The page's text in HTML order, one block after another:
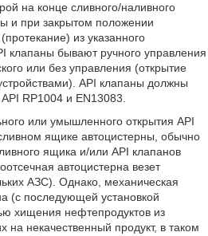
на конце сливного/наливного
и при закрытом положении
из указанного
клапаны бывают ручного управления
или без управления (открытие
API клапаны должны
API RP1004 и EN13083.
или умышленного открытия API
ящике автоцистерны, обычно
ящика и/или API клапанов
автоцистерна везет
АЗС). Однако, механическая
(с последующей установкой
хищения нефтепродуктов из
некачественный продукт, в таком